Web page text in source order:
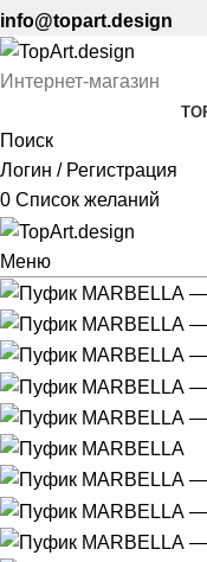
info@topart.design
Интернет-магазин
Поиск
Логин / Регистрация
0 Список желаний
Меню